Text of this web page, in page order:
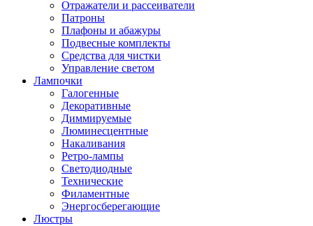
Отражатели и рассеиватели
Патроны
Плафоны и абажуры
Подвесные комплекты
Средства для чистки
Управление светом
Лампочки
Галогенные
Декоративные
Диммируемые
Люминесцентные
Накаливания
Ретро-лампы
Светодиодные
Технические
Филаментные
Энергосберегающие
Люстры